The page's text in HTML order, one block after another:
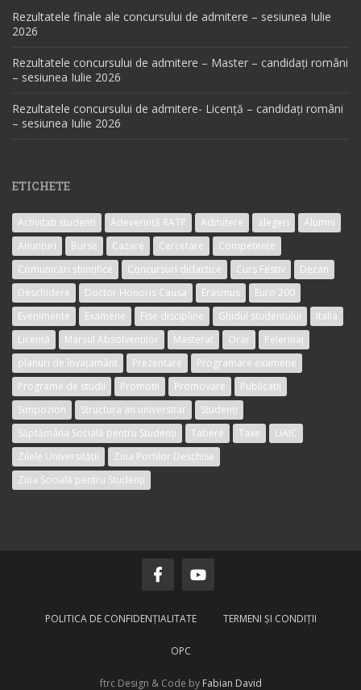
Rezultatele finale ale concursului de admitere – sesiunea Iulie
2026
Rezultatele concursului de admitere – Master – candidați români
– sesiunea Iulie 2026
Rezultatele concursului de admitere- Licență – candidați români
– sesiunea Iulie 2026
ETICHETE
Activitati studenti Adeverință RATP Admitere alegeri
Alumni
Anunțuri
Burse Cazare Cercetare
Competențe
Comunicări științifice
Concursuri didactice Curs Festiv
Decan
Deschidere
Doctor Honoris Causa Erasmus
Euro 200
Evenimente
Examene Fise discipline Ghidul studentului
Italia
Licență
Marșul Absolvenților Masterat Orar
Pelerinaj
planuri de învațamânt
Prezentare
Programare examene
Programe de studii
Promotii Promovare
Publicatii
Simpozion
Structura an universitar
Studenți
Săptămâna Socială pentru Studenți
Tabere Taxe
UAIC
Zilele Universității
Ziua Portilor Deschise
Ziua Socială pentru Studenți
POLITICA DE CONFIDENŢIALITATE TERMENI ŞI CONDIŢII
OPC
ftrc Design & Code by Fabian David